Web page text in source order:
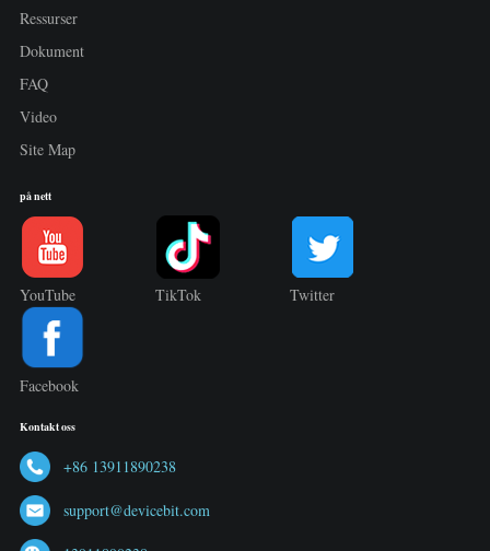
Ressurser
Dokument
FAQ
Video
Site Map
på nett
YouTube TikTok Twitter
Facebook
Kontakt oss
+86 13911890238
support@devicebit.com